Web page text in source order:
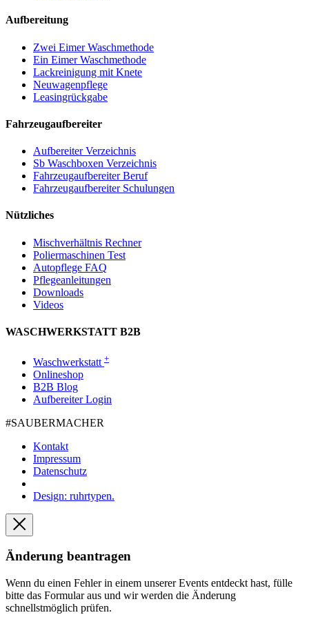
Aufbereitung
Zwei Eimer Waschmethode
Ein Eimer Waschmethode
Lackreinigung mit Knete
Neuwagenpflege
Leasingrückgabe
Fahrzeugaufbereiter
Aufbereiter Verzeichnis
Sb Waschboxen Verzeichnis
Fahrzeugaufbereiter Beruf
Fahrzeugaufbereiter Schulungen
Nützliches
Mischverhältnis Rechner
Poliermaschinen Test
Autopflege FAQ
Pflegeanleitungen
Downloads
Videos
WASCHWERKSTATT B2B
Waschwerkstatt +
Onlineshop
B2B Blog
Aufbereiter Login
#SAUBER­MACHER
Kontakt
Impressum
Datenschutz
Design: ruhrtypen.
Änderung beantragen
Wenn du einen Fehler in einem unserer Events entdeckt hast, fülle
bitte das Formular aus und wir werden die Änderung
schnellstmöglich prüfen.